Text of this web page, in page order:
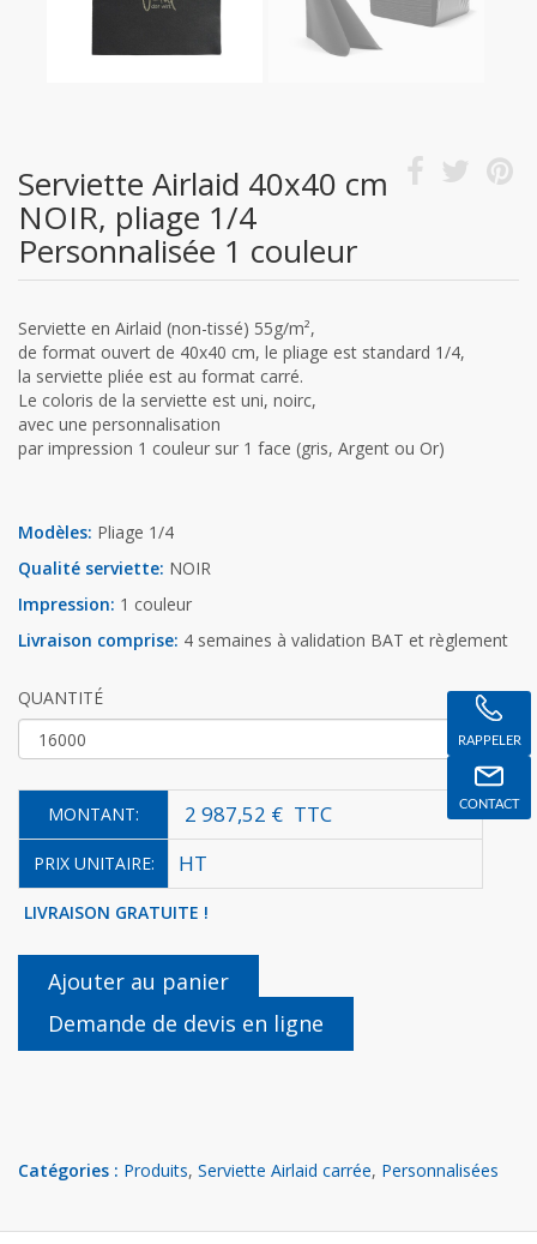
Serviette Airlaid 40x40 cm
NOIR, pliage 1/4
Personnalisée 1 couleur
Serviette en Airlaid (non-tissé) 55g/m²,
de format ouvert de 40x40 cm, le pliage est standard 1/4,
la serviette pliée est au format carré.
Le coloris de la serviette est uni, noirc,
avec une personnalisation
par impression 1 couleur sur 1 face (gris, Argent ou Or)
Modèles: Pliage 1/4
Qualité serviette: NOIR
Impression: 1 couleur
Livraison comprise: 4 semaines à validation BAT et règlement
QUANTITÉ
MONTANT: 2 987,52 € TTC
PRIX UNITAIRE: HT
LIVRAISON GRATUITE !
Ajouter au panier
Demande de devis en ligne
Catégories : Produits, Serviette Airlaid carrée, Personnalisées
RAPPELER
CONTACT